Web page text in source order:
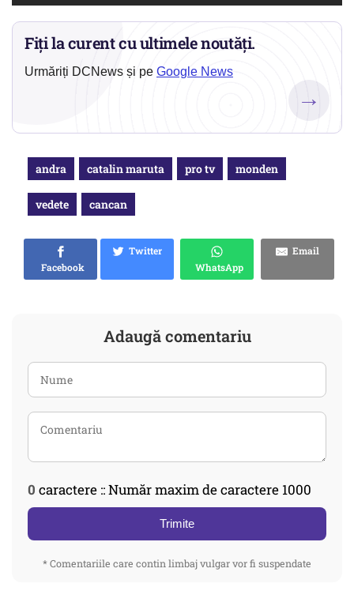
Fiți la curent cu ultimele noutăți.
Urmăriți DCNews și pe Google News
→
andra catalin maruta pro tv monden
vedete cancan
Facebook
Twitter
WhatsApp
Email
Adaugă comentariu
0 caractere :: Număr maxim de caractere 1000
Trimite
* Comentariile care contin limbaj vulgar vor fi suspendate